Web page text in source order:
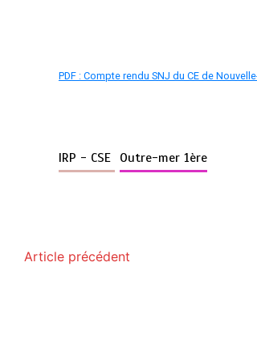
PDF : Compte rendu SNJ du CE de
IRP - CSE Outre-mer 1ère
Article précédent